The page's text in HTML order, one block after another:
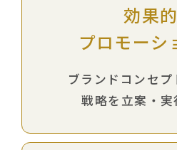
効果
プロモーシ
ブランドコンセプ
戦略を立案・実